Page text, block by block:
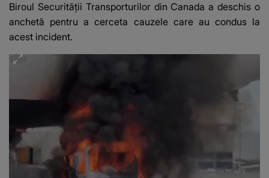
Biroul Securității Transporturilor din Canada a deschis o
anchetă pentru a cerceta cauzele care au condus la
acest incident.